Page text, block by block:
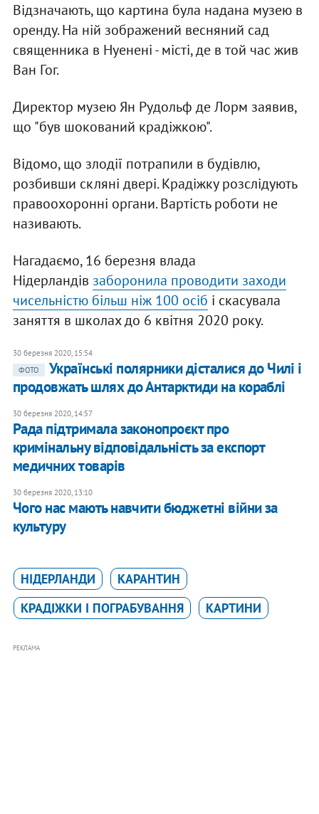
Відзначають, що картина була надана музею в
оренду. На ній зображений весняний сад
священника в Нуенені - місті, де в той час жив
Ван Гог.
Директор музею Ян Рудольф де Лорм заявив,
що "був шокований крадіжкою".
Відомо, що злодії потрапили в будівлю,
розбивши скляні двері. Крадіжку розслідують
правоохоронні органи. Вартість роботи не
називають.
Нагадаємо, 16 березня влада
Нідерландів заборонила проводити заходи
чисельністю більш ніж 100 осіб і скасувала
заняття в школах до 6 квітня 2020 року.
30 березня 2020, 15:54
ФОТО
Українські полярники дісталися до Чилі і
продовжать шлях до Антарктиди на кораблі
30 березня 2020, 14:57
Рада підтримала законопроєкт про
кримінальну відповідальність за експорт
медичних товарів
30 березня 2020, 13:10
Чого нас мають навчити бюджетні війни за
культуру
НІДЕРЛАНДИ
КАРАНТИН
КРАДІЖКИ І ПОГРАБУВАННЯ
КАРТИНИ
РЕКЛАМА